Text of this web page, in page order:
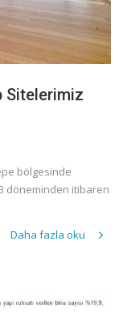
Sitelerimiz
bölgesinde
döneminden itibaren
Daha fazla oku